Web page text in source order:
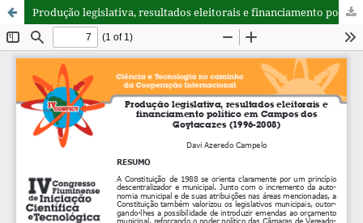
Produção legislativa, resultados eleitorais e financiamento político em Campos dos Goytacazes (1996-2008)